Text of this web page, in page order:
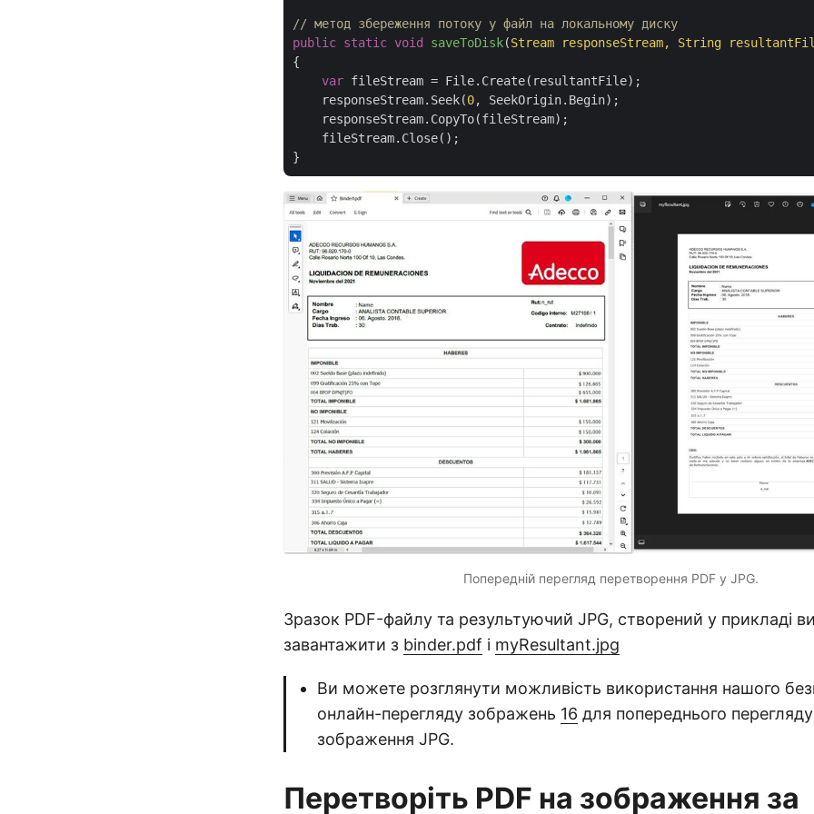
// метод збереження потоку у файл на локальному диску
public static void saveToDisk(Stream responseStream, String
{
var fileStream = File.Create(resultantFile);
    responseStream.Seek(
0, SeekOrigin.Begin);
    responseStream.CopyTo(fileStream);
    fileStream.Close();
Попередній перегляд перетворення PDF у JPG.
Зразок PDF-файлу та результуючий JPG, створений у прикладі
завантажити з binder.pdf і myResultant.jpg
Ви можете розглянути можливість використання нашого
онлайн-перегляду зображень 16 для попереднього
зображення JPG.
Перетворіть PDF на зображення за